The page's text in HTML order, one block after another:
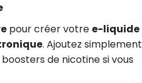
pour créer votre e-liquide
. Ajoutez simplement
de nicotine si vous